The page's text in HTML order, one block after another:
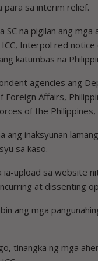
para sa interim relief.
SC na pigilan ang
Interpol red
katumbas na
agencies ang
Foreign Affairs,
of the
ang inaksyunan
sa kaso.
ia-upload sa website
at dissenting
ang mga
tinangka ng mga